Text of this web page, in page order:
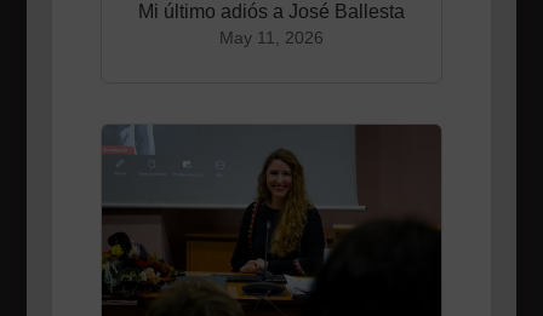
Mi último adiós a José Ballesta
May 11, 2026